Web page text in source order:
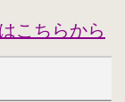
こちらから